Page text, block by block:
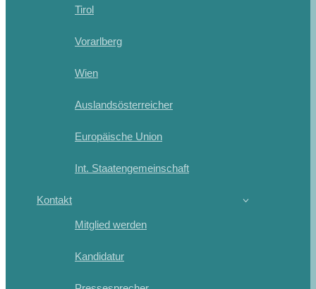
Tirol
Vorarlberg
Wien
Auslandsösterreicher
Europäische Union
Int. Staatengemeinschaft
Kontakt
Mitglied werden
Kandidatur